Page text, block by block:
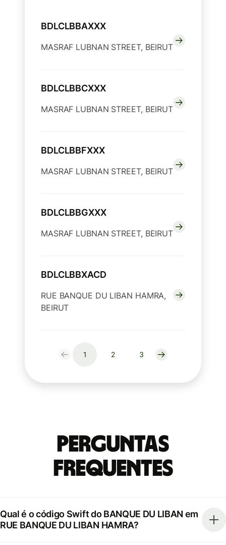
BDLCLBBAXXX
MASRAF LUBNAN STREET, BEIRUT
BDLCLBBCXXX
MASRAF LUBNAN STREET, BEIRUT
BDLCLBBFXXX
MASRAF LUBNAN STREET, BEIRUT
BDLCLBBGXXX
MASRAF LUBNAN STREET, BEIRUT
BDLCLBBXACD
RUE BANQUE DU LIBAN HAMRA,
BEIRUT
1 2 3
Perguntas
frequentes
Qual é o código Swift do BANQUE DU LIBAN em
RUE BANQUE DU LIBAN HAMRA?